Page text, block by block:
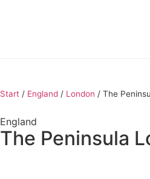
Start / England / London / The
England
The Peninsula